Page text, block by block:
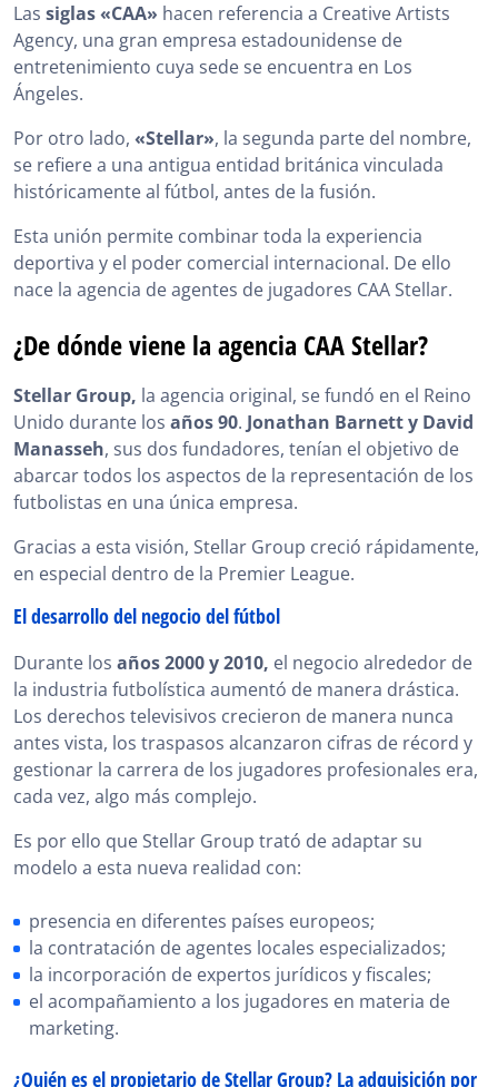
Las siglas «CAA» hacen referencia a Creative Artists
Agency, una gran empresa estadounidense de
entretenimiento cuya sede se encuentra en Los
Ángeles.
Por otro lado, «Stellar», la segunda parte del nombre,
se refiere a una antigua entidad británica vinculada
históricamente al fútbol, antes de la fusión.
Esta unión permite combinar toda la experiencia
deportiva y el poder comercial internacional. De ello
nace la agencia de agentes de jugadores CAA Stellar.
¿De dónde viene la agencia CAA Stellar?
Stellar Group, la agencia original, se fundó en el Reino
Unido durante los años 90. Jonathan Barnett y David
Manasseh, sus dos fundadores, tenían el objetivo de
abarcar todos los aspectos de la representación de los
futbolistas en una única empresa.
Gracias a esta visión, Stellar Group creció rápidamente,
en especial dentro de la Premier League.
El desarrollo del negocio del fútbol
Durante los años 2000 y 2010, el negocio alrededor de
la industria futbolística aumentó de manera drástica.
Los derechos televisivos crecieron de manera nunca
antes vista, los traspasos alcanzaron cifras de récord y
gestionar la carrera de los jugadores profesionales era,
cada vez, algo más complejo.
Es por ello que Stellar Group trató de adaptar su
modelo a esta nueva realidad con:
presencia en diferentes países europeos;
la contratación de agentes locales especializados;
la incorporación de expertos jurídicos y fiscales;
el acompañamiento a los jugadores en materia de
marketing.
¿Quién es el propietario de Stellar Group? La adquisición por